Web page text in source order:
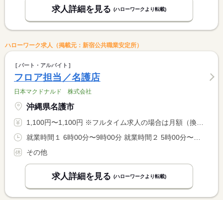
求人詳細を見る (ハローワークより転載)
ハローワーク求人（掲載元：新宿公共職業安定所）
パート・アルバイト
フロア担当／名護店
日本マクドナルド 株式会社
沖縄県名護市
1,100円〜1,100円 ※フルタイム求人の場合は月額（換算額）、パート求人の場合は時間額を表示しています。
その他
求人詳細を見る (ハローワークより転載)